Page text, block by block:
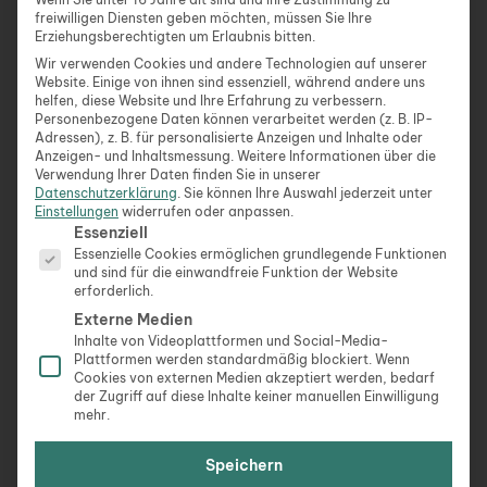
mehr, um bezahlt zu werden. Aber all dies sind
Dinge, mit denen ich gut gelernt habe, umzugehen.
Für mich überwiegen die Vorteile dieses Lifestyles,
sonst würde ich das Ganze hier nicht machen.
TravelWorkLive: Was war für dich die größte
Herausforderung beim Start in dein
ortsunabhängiges Business? Hast du dir irgendwas
leichter vorgestellt, als es letztendlich war?
Nadine:Das größte Problem hatte ich anfangs
damit,Kunden zu finden, die mich auch noch gut
bezahlen. Ich stand mir sehr lange selbst im Weg.
Dadurch, dass ich nicht wusste, wie ich mich clever
positioniere. Dadurch, dass ich den Wert meiner
Dienstleistung für meine Kunden völlig unterschätzt
und viel zu niedrige Preise abgerufen habe.
Aber all diese Erfahrungen geben einem die
freiwilligen Diensten geben möchten, müssen Sie Ihre
Erziehungsberechtigten um Erlaubnis bitten.
Wir verwenden Cookies und andere Technologien auf unserer
Website. Einige von ihnen sind essenziell, während andere uns
helfen, diese Website und Ihre Erfahrung zu verbessern.
Personenbezogene Daten können verarbeitet werden (z. B. IP-
Adressen), z. B. für personalisierte Anzeigen und Inhalte oder
Anzeigen- und Inhaltsmessung. Weitere Informationen über die
Verwendung Ihrer Daten finden Sie in unserer
Datenschutzerklärung Sie können Ihre Auswahl jederzeit unter
Einstellungen widerrufen oder anpassen.
Es folgt eine Liste der Service-Gruppen, für die eine
Essenziell
Essenzielle Cookies ermöglichen grundlegende Funktionen
und sind für die einwandfreie Funktion der Website
erforderlich.
Externe Medien
Inhalte von Videoplattformen und Social-Media-
Plattformen werden standardmäßig blockiert. Wenn
Cookies von externen Medien akzeptiert werden, bedarf
der Zugriff auf diese Inhalte keiner manuellen Einwilligung
mehr.
Speichern